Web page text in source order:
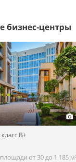
бизнес-центры
класс B+
от 30 до 1 185